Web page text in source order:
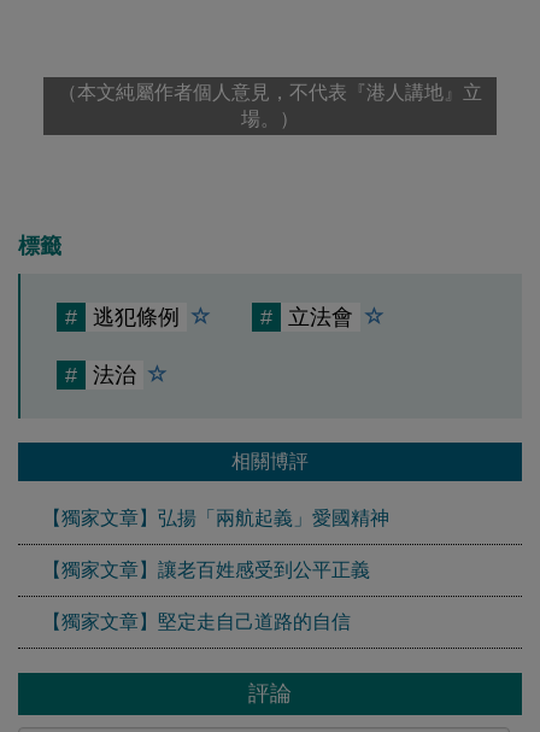
（本文純屬作者個人意見，不代表『港人講地』立
場。）
標籤
# 逃犯條例 # 立法會
# 法治
相關博評
【獨家文章】弘揚「兩航起義」愛國精神
【獨家文章】讓老百姓感受到公平正義
【獨家文章】堅定走自己道路的自信
評論